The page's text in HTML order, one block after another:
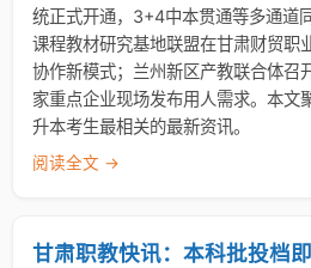
统正式开通，3+4中本贯通等多通道
课程教材研究基地联盟在甘肃财贸职
协作新模式；兰州新区产教联合体召
家重点企业现场发布用人需求。本文
升本考生最相关的最新资讯。
阅读全文 →
甘肃职教快讯：本科批投档